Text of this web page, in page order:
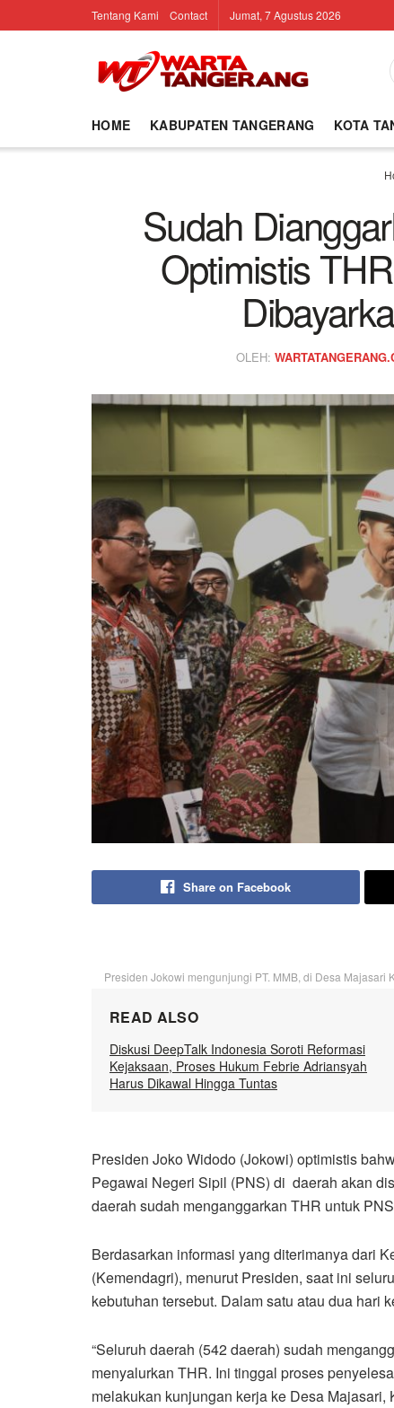
Tentang Kami Contact Jumat, 7 Agustus 2026
HOME KABUPATEN TANGERANG KOTA
Sudah
Optimistis
OLEH:
Share on Facebook
Presiden Jokowi mengunjungi PT. MMB, di Desa Majasari
READ ALSO
Diskusi DeepTalk Indonesia Soroti Reformasi
Kejaksaan, Proses Hukum Febrie Adriansyah
Harus Dikawal Hingga Tuntas
Presiden Joko Widodo (Jokowi) optimistis
Pegawai Negeri Sipil (PNS) di daerah akan
daerah sudah menganggarkan THR untuk
Berdasarkan informasi yang diterimanya dari
(Kemendagri), menurut Presiden, saat ini
kebutuhan tersebut. Dalam satu atau dua hari
“Seluruh daerah (542 daerah) sudah
menyalurkan THR. Ini tinggal proses
melakukan kunjungan kerja ke Desa